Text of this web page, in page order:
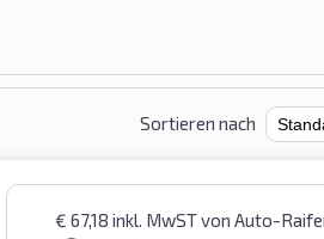
Sortieren nach
€ 67,18 inkl. MwSTvon Auto-